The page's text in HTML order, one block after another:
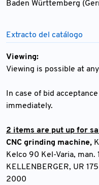
Baden Württemberg
Extracto del catálogo
Viewing:
Viewing is possible at
In case of bid
immediately.
2 items are put up for
CNC grinding machine,
Kelco 90 Kel-Varia, man.
KELLENBERGER, UR
2000